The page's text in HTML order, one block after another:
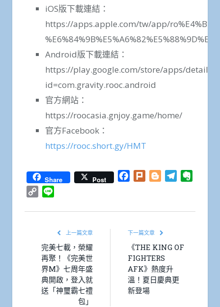
iOS版下載連結：
https://apps.apple.com/tw/app/
Android版下載連結：
https://play.google.com/store/apps/details?
id=com.gravity.rooc.android
官方網站：
https://roocasia.gnjoy.game/home/
官方Facebook：
https://rooc.short.gy/HMT
Share Post Facebook
Plurk BloggerTelegram
Copy
上一篇文章
完美七載，榮耀
再聚！《完美世
界M》七周年盛
典開啟，登入就
送「神璽霸七禮
包」
下一篇文章
《THE KING OF
FIGHTERS
AFK》熱度升
溫！夏日慶典更
新登場